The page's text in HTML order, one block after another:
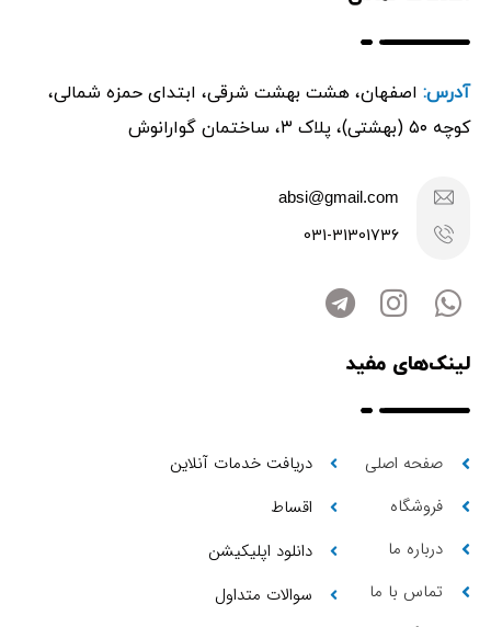
آدرس: اصفهان، هشت بهشت شرقی، ابتدای حمزه شمالی،
کوچه ۵۰ (بهشتی)، پلاک ۳، ساختمان گوارانوش
absi@gmail.com
031-31301736
لینک‌های مفید
صفحه اصلی
فروشگاه
درباره ما
تماس با ما
دریافت خدمات آنلاین
اقساط
دانلود اپلیکیشن
سوالات متداول